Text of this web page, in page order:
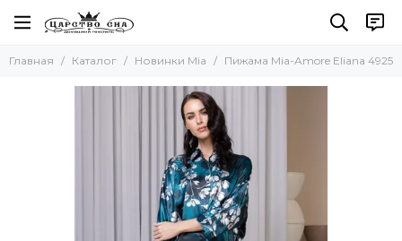
Главная Каталог Новинки Mia Пижама Mia-Amore Eliana 4925